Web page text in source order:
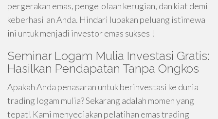
pergerakan emas, pengelolaan kerugian, dan kiat demi
keberhasilan Anda. Hindari lupakan peluang istimewa
ini untuk menjadi investor emas sukses !
Seminar Logam Mulia Investasi Gratis:
Hasilkan Pendapatan Tanpa Ongkos
Apakah Anda penasaran untuk berinvestasi ke dunia
trading logam mulia? Sekarang adalah momen yang
tepat! Kami menyediakan pelatihan emas trading